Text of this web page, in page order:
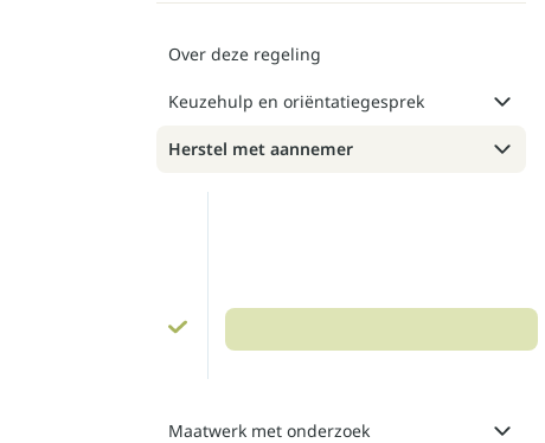
Over deze regeling
Keuzehulp en oriëntatiegesprek
Herstel met aannemer
Maatwerk met onderzoek